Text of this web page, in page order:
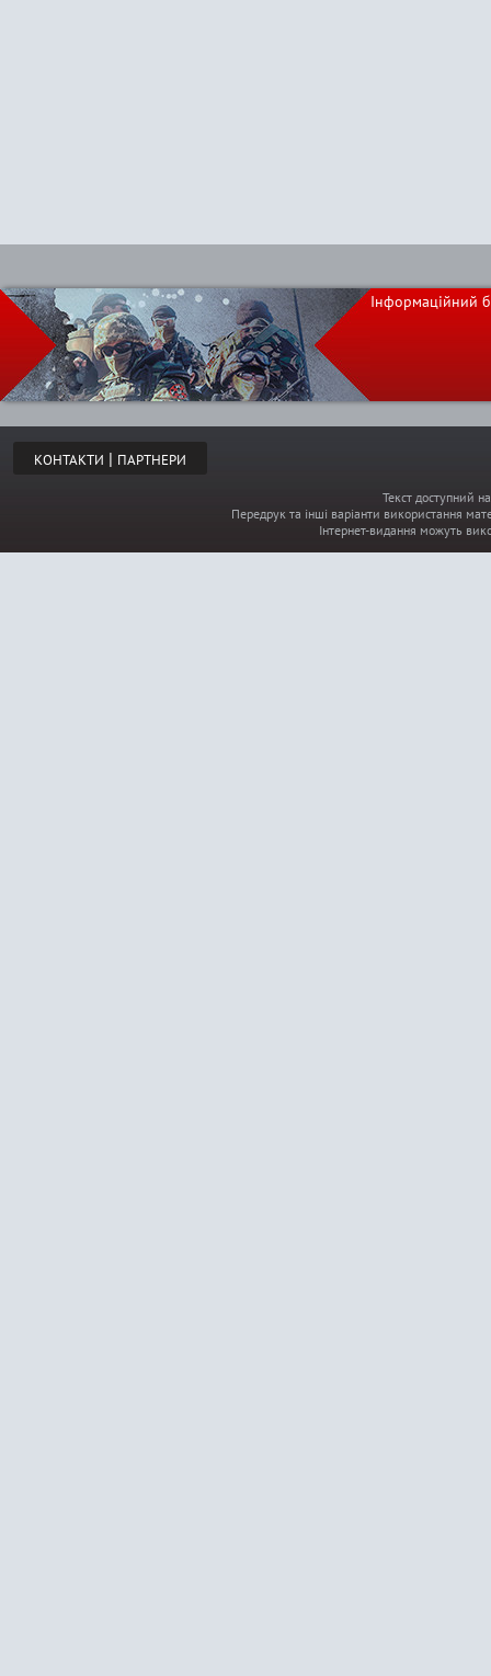
Інформаційний
КОНТАКТИ | ПАРТНЕРИ
Текст доступний
Передрук та інші варіанти використання
Інтернет-видання можуть